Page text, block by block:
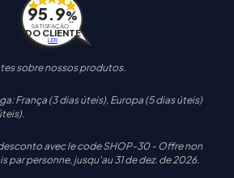
95.9%
SATISFAÇÃO**
DO CLIENTE
LER
sobre nossos produtos.
França (3 dias úteis), Europa (5 dias úteis)
avec le code SHOP-30 - Offre non
par personne, jusqu'au 31 de dez. de 2026.